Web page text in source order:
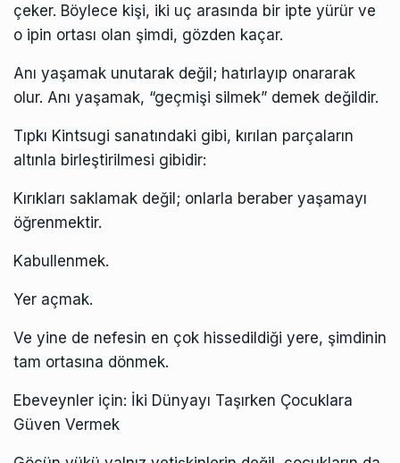
çeker. Böylece kişi, iki uç arasında bir ipte yürür ve
o ipin ortası olan şimdi, gözden kaçar.
Anı yaşamak unutarak değil; hatırlayıp onararak
olur. Anı yaşamak, “geçmişi silmek” demek değildir.
Tıpkı Kintsugi sanatındaki gibi, kırılan parçaların
altınla birleştirilmesi gibidir:
Kırıkları saklamak değil; onlarla beraber yaşamayı
öğrenmektir.
Kabullenmek.
Yer açmak.
Ve yine de nefesin en çok hissedildiği yere, şimdinin
tam ortasına dönmek.
Ebeveynler için: İki Dünyayı Taşırken Çocuklara
Güven Vermek